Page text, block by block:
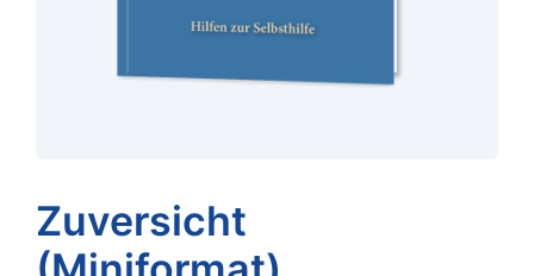
Zuversicht